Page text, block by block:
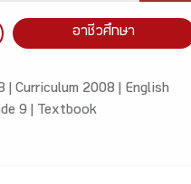
อาชีวศึกษา
| Curriculum 2008 | English
9 | Textbook